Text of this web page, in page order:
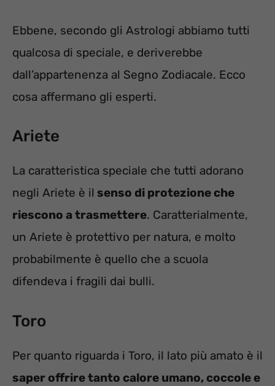
Ebbene, secondo gli Astrologi abbiamo tutti
qualcosa di speciale, e deriverebbe
dall’appartenenza al Segno Zodiacale. Ecco
cosa affermano gli esperti.
Ariete
La caratteristica speciale che tutti adorano
negli Ariete è il senso di protezione che
riescono a trasmettere. Caratterialmente,
un Ariete è protettivo per natura, e molto
probabilmente è quello che a scuola
difendeva i fragili dai bulli.
Toro
Per quanto riguarda i Toro, il lato più amato è il
saper offrire tanto calore umano, coccole e